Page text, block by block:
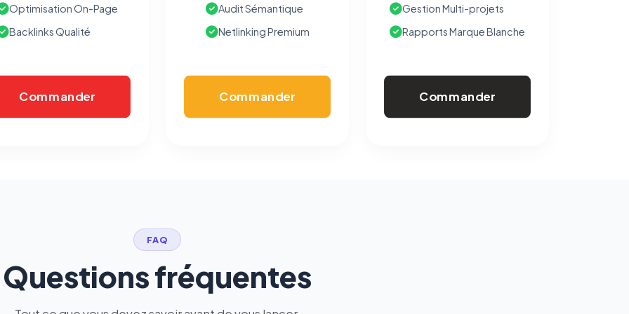
Optimisation On-Page
Backlinks Qualité
Commander
Audit Sémantique
Netlinking Premium
Commander
Gestion Multi-projets
Rapports Marque Blanche
Commander
FAQ
Questions fréquentes